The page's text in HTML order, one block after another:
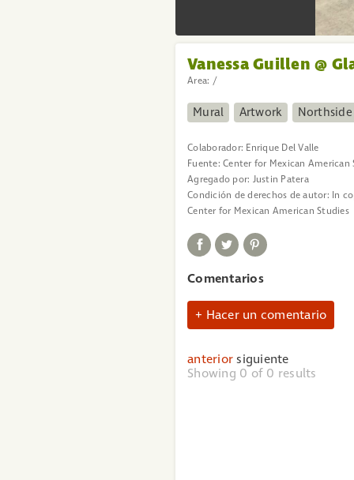
Vanessa Guillen @
Area: /
Mural Artwork Northside
Colaborador: Enrique Del Valle
Fuente: Center for Mexican American
Agregado por: Justin Patera
Condición de derechos de autor: In
Center for Mexican American Studies
Comentarios
Hacer un comentario
anteriorsiguiente
Showing 0 of 0 results